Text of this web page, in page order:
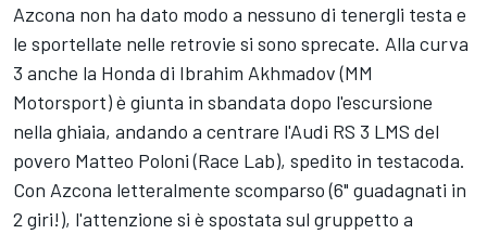
Azcona non ha dato modo a nessuno di tenergli testa e
le sportellate nelle retrovie si sono sprecate. Alla curva
3 anche la Honda di Ibrahim Akhmadov (MM
Motorsport) è giunta in sbandata dopo l'escursione
nella ghiaia, andando a centrare l'Audi RS 3 LMS del
povero Matteo Poloni (Race Lab), spedito in testacoda.
Con Azcona letteralmente scomparso (6" guadagnati in
2 giri!), l'attenzione si è spostata sul gruppetto a